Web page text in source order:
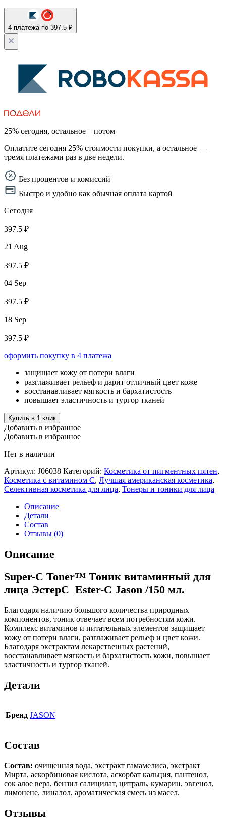
4 платежа по 397.5 ₽
25% сегодня, остальное – потом
Оплатите сегодня 25% стоимости покупки, а остальное —
тремя платежами раз в две недели.
Без процентов и комиссий
Быстро и удобно как обычная оплата картой
Сегодня
397.5 ₽
21 Aug
397.5 ₽
04 Sep
397.5 ₽
18 Sep
397.5 ₽
оформить покупку в 4 платежа
защищает кожу от потери влаги
разглаживает рельеф и дарит отличный цвет коже
восстанавливает мягкость и бархатистость
повышает эластичность и тургор тканей
Купить в 1 клик
Добавить в избранное
Добавить в избранное
Нет в наличии
Артикул: J06038 Категорий: Косметика от пигментных пятен,
Косметика с витамином С, Лучшая американская косметика,
Селективная косметика для лица, Тонеры и тоники для лица
Описание
Детали
Состав
Отзывы (0)
Описание
Super-C Toner™ Тоник витаминный для
лица ЭстерС Ester-C Jason /150 мл.
Благодаря наличию большого количества природных
компонентов, тоник отвечает всем потребностям кожи.
Комплекс витаминов и питательных элементов защищает
кожу от потери влаги, разглаживает рельеф и цвет кожи.
Благодаря экстрактам лекарственных растений,
восстанавливает мягкость и бархатистость кожи, повышает
эластичность и тургор тканей.
Детали
Бренд JASON
Состав
Состав: очищенная вода, экстракт гамамелиса, экстракт
Мирта, аскорбиновая кислота, аскорбат кальция, пантенол,
сок алое вера, бензил салицилат, цитраль, кумарин, эвгенол,
лимонене, линалол, ароматическая смесь из масел.
Отзывы